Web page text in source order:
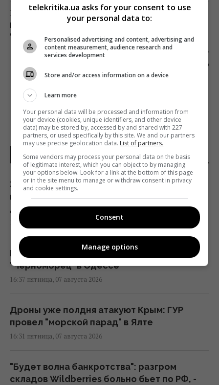
Предыдущий пост
В ПРОГРАММЕ «УТРО С ИНТЕРОМ»
СТАРТОВАЛА НОВАЯ РУБРИКА О КАРАНТИНЕ
Следующий пост
ТАТЬЯНА СОЛОВЕЙ СТАЛА ГЛАВРЕДОМ «BURO
УКРАИНА»
НОВОСТИ УКРАИНЫ
Зеленский впервые поедет с официальным
визитом в Сербию: Associated Press назвал
дату
17:18 пятница, 07 августа 2026
Россия ударила по футбольному стадиону
"Черноморец" в Одессе
16:37 пятница, 07 августа 2026
Дроны уже полдня атакуют Крым: ГУР
провел "морской парад" в Ялте
16:31 пятница, 07 августа 2026
"Будет волна банкротства": разгром
складов Wildberries больно бьет по РФ, -
telekritika.ua asks for your consent to use
your personal data to:
Personalised advertising and content, advertising and
content measurement, audience research and
services development
Store and/or access information on a device
Learn more
Your personal data will be processed and information from
your device (cookies, unique identifiers, and other device
data) may be stored by, accessed by and shared with 227
partners, or used specifically by this site. We and our partners
may use precise geolocation data. List of partners.
Some vendors may process your personal data on the basis
of legitimate interest, which you can object to by managing
your options below. Look for a link at the bottom of this page
or in the site menu to manage or withdraw consent in privacy
and cookie settings.
Consent
Manage options